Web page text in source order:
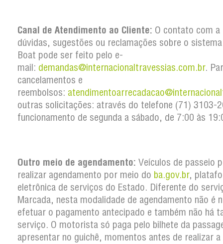
Canal de Atendimento ao Cliente: O contato com a
dúvidas, sugestões ou reclamações sobre o
Boat pode ser feito pelo e-
mail: demandas@internacionaltravessias.com.br.
cancelamentos e
reembolsos:
outras solicitações: através do telefone (71) 3103-
funcionamento de segunda a sábado, de 7:00 às
Outro meio de agendamento: Veículos de passeio
realizar agendamento por meio do ba.gov.br,
eletrônica de serviços do Estado. Diferente do
Marcada, nesta modalidade de agendamento não é
efetuar o pagamento antecipado e também não há
serviço. O motorista só paga pelo bilhete da
apresentar no guichê, momentos antes de realizar